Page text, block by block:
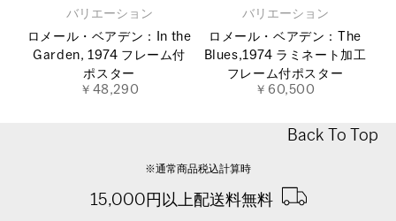
バリエーション
ロメール・ベアデン：In the
Garden, 1974 フレーム付
ポスター
￥48,290
バリエーション
ロメール・ベアデン：The
Blues,1974 ラミネート加工
フレーム付ポスター
￥60,500
Back To Top
※通常商品税込計算時
15,000円以上配送料無料